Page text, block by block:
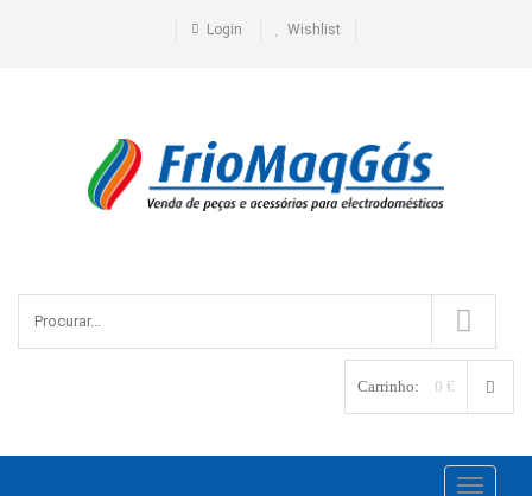
Login Wishlist
Carrinho: 0 €
Toggle